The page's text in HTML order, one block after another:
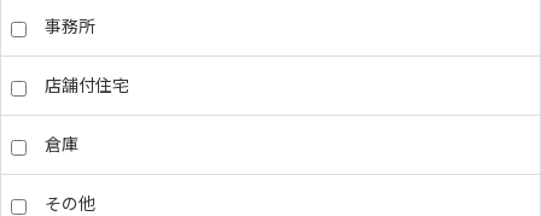
事務所
店舗付住宅
倉庫
その他